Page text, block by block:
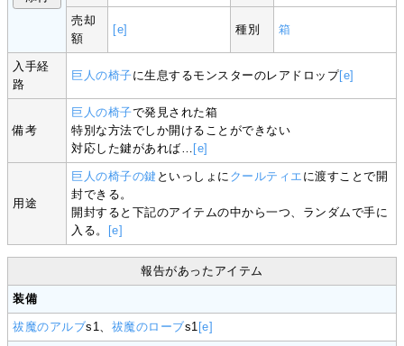
売却
額
[e] 種別 箱
入手経
路
巨人の椅子に生息するモンスターのレアドロップ[e]
備考
巨人の椅子で発見された箱
特別な方法でしか開けることができない
対応した鍵があれば… [e]
用途
巨人の椅子の鍵 といっしょに クールティエ に渡すことで開
封できる。
開封すると下記のアイテムの中から一つ、ランダムで手に
入る。 [e]
報告があったアイテム
装備
祓魔のアルブs1、 祓魔のローブs1 [e]